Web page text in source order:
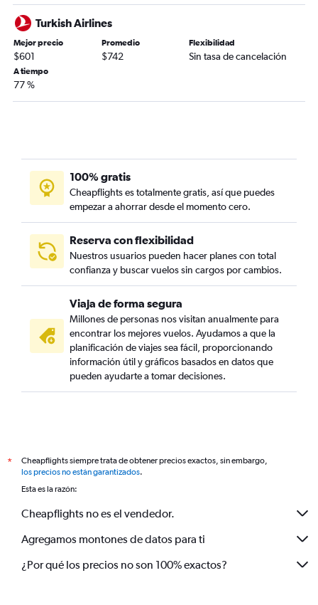
Turkish Airlines
Mejor precio
$601
Promedio
$742
Flexibilidad
Sin tasa de cancelación
A tiempo
77 %
100% gratis
Cheapflights es totalmente gratis, así que puedes
empezar a ahorrar desde el momento cero.
Reserva con flexibilidad
Nuestros usuarios pueden hacer planes con total
confianza y buscar vuelos sin cargos por cambios.
Viaja de forma segura
Millones de personas nos visitan anualmente para
encontrar los mejores vuelos. Ayudamos a que la
planificación de viajes sea fácil, proporcionando
información útil y gráficos basados en datos que
pueden ayudarte a tomar decisiones.
*
Cheapflights siempre trata de obtener precios exactos, sin embargo,
los precios no están garantizados.
Esta es la razón:
Cheapflights no es el vendedor.
Agregamos montones de datos para ti
¿Por qué los precios no son 100% exactos?